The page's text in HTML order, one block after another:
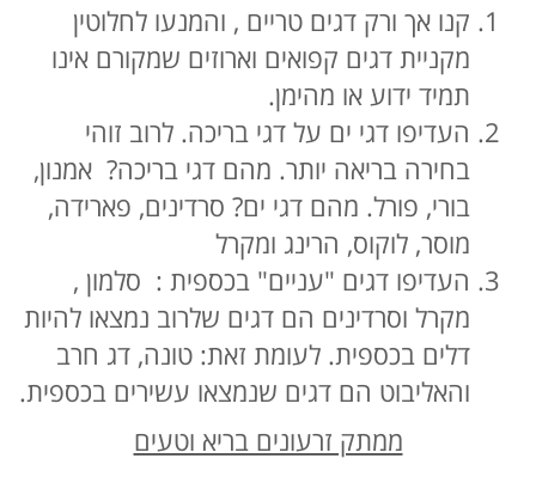
קנו אך ורק דגים טריים , והמנעו לחלוטין
מקניית דגים קפואים וארוזים שמקורם אינו
תמיד ידוע או מהימן.
העדיפו דגי ים על דגי בריכה. לרוב זוהי
בחירה בריאה יותר. מהם דגי בריכה? אמנון,
בורי, פורל. מהם דגי ים? סרדינים, פארידה,
מוסר, לוקוס, הרינג ומקרל
העדיפו דגים "עניים" בכספית : סלמון ,
מקרל וסרדינים הם דגים שלרוב נמצאו להיות
דלים בכספית. לעומת זאת: טונה, דג חרב
והאליבוט הם דגים שנמצאו עשירים בכספית.
ממתק זרעונים בריא וטעים